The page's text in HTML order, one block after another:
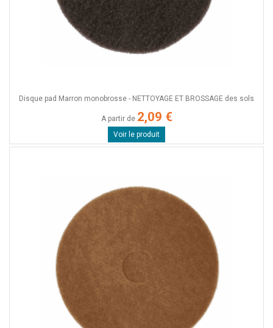
Disque pad Marron monobrosse - NETTOYAGE ET BROSSAGE des sols
A partir de 2,09 €
Voir le produit